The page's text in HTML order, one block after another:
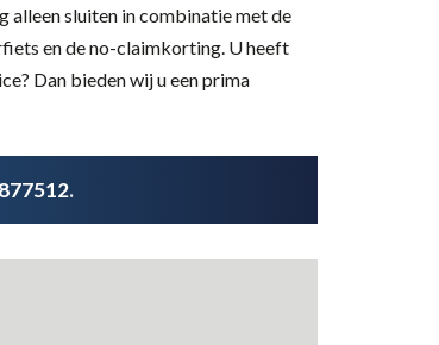
alleen sluiten in combinatie met de
en de no-claimkorting. U heeft
Dan bieden wij u een prima
.